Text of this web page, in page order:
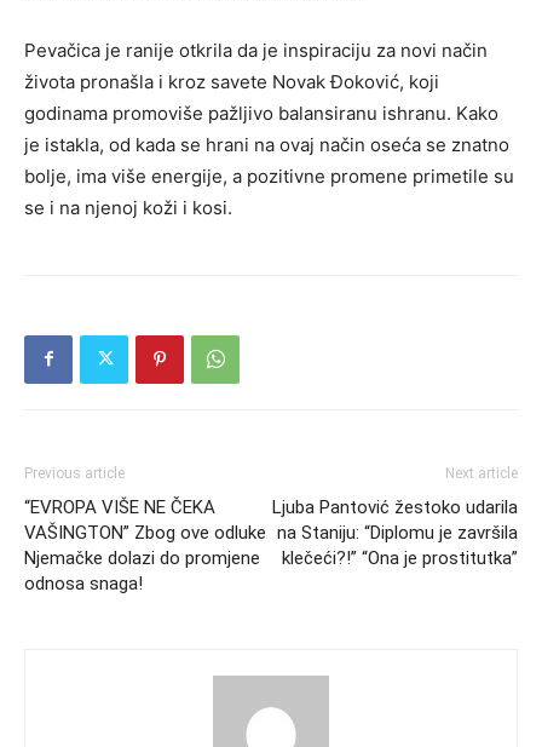
Pevačica je ranije otkrila da je inspiraciju za novi način
života pronašla i kroz savete Novak Đoković, koji
godinama promoviše pažljivo balansiranu ishranu. Kako
je istakla, od kada se hrani na ovaj način oseća se znatno
bolje, ima više energije, a pozitivne promene primetile su
se i na njenoj koži i kosi.
Previous article
“EVROPA VIŠE NE ČEKA
VAŠINGTON” Zbog ove odluke
Njemačke dolazi do promjene
odnosa snaga!
Next article
Ljuba Pantović žestoko udarila
na Staniju: “Diplomu je završila
klečeći?!” “Ona je prostitutka”